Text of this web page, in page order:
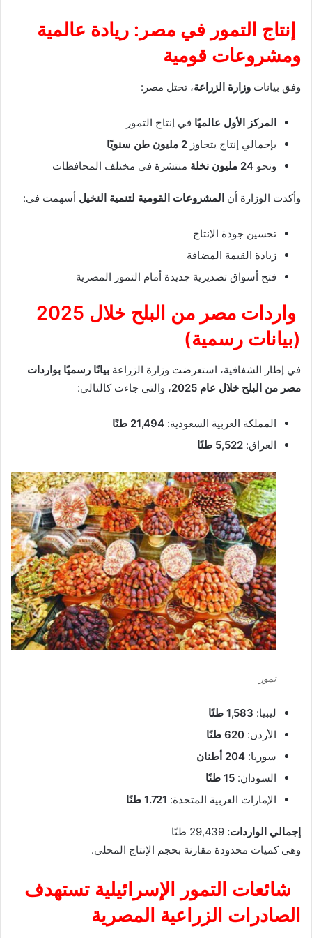
إنتاج التمور في مصر: ريادة عالمية
ومشروعات قومية
وفق بيانات وزارة الزراعة، تحتل مصر:
المركز الأول عالميًا في إنتاج التمور
بإجمالي إنتاج يتجاوز 2 مليون طن سنويًا
ونحو 24 مليون نخلة منتشرة في مختلف المحافظات
وأكدت الوزارة أن المشروعات القومية لتنمية النخيل أسهمت في:
تحسين جودة الإنتاج
زيادة القيمة المضافة
فتح أسواق تصديرية جديدة أمام التمور المصرية
واردات مصر من البلح خلال 2025
(بيانات رسمية)
في إطار الشفافية، استعرضت وزارة الزراعة بيانًا رسميًا بواردات
مصر من البلح خلال عام 2025
، والتي جاءت كالتالي:
المملكة العربية السعودية: 21,494 طنًا
العراق: 5,522 طنًا
تمور
ليبيا: 1,583 طنًا
الأردن: 620 طنًا
سوريا: 204 أطنان
السودان: 15 طنًا
الإمارات العربية المتحدة: 1.721 طنًا
إجمالي الواردات:
وهي كميات محدودة مقارنة بحجم الإنتاج المحلي.
شائعات التمور الإسرائيلية تستهدف
الصادرات الزراعية المصرية